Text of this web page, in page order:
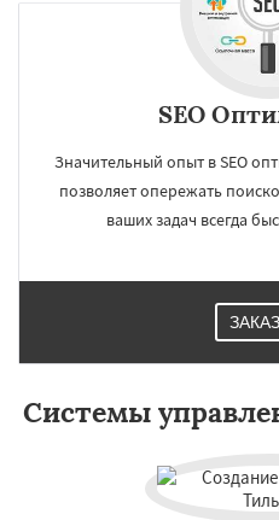
регионам
Александрия
Чжэнчжоу Лос-
Иокогама
SEO
Значительный опыт в SEO
позволяет опережать
ваших задач всегда
Системы
Даю согласие на